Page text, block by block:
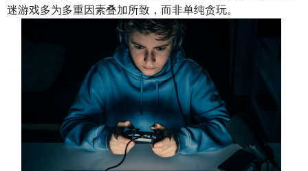
迷游戏多为多重因素叠加所致，而非单纯贪玩。